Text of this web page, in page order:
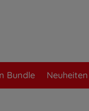
Bundle Neuheiten